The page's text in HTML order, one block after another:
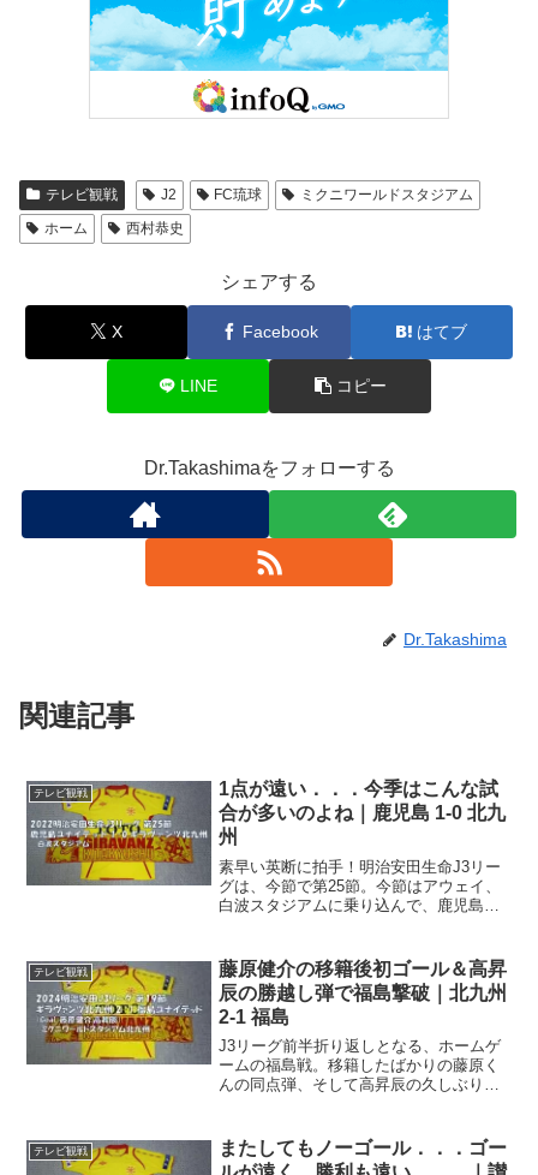
テレビ観戦 J2 FC琉球
ミクニワールドスタジアム
ホーム
西村恭史
シェアする
X Facebook はてブ
LINE コピー
Dr.Takashimaをフォローする
Dr.Takashima
関連記事
テレビ観戦
1点が遠い．．．今季はこんな試
合が多いのよね｜鹿児島 1-0 北九
州
素早い英断に拍手！明治安田生命J3リー
グは、今節で第25節。今節はアウェイ、
白波スタジアムに乗り込んで、鹿児島ユ
接近、九州全体的に18日は大雨＆暴風が
予想されると...
テレビ観戦
藤原健介の移籍後初ゴール＆高昇
辰の勝越し弾で福島撃破｜北九州
2-1 福島
J3リーグ前半折り返しとなる、ホームゲ
ームの福島戦。移籍したばかりの藤原く
んの同点弾、そして高昇辰の久しぶりの
ホーム＆アウェイ総当たりのリーグ戦な
ので、今節で前半...
テレビ観戦
またしてもノーゴール．．．ゴー